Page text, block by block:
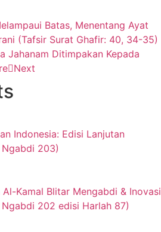
Batas, Menentang Ayat
(Tafsir Surat Ghafir: 40, 34-35)
Jahanam Ditimpakan Kepada
Next
Indonesia: Edisi Lanjutan
203)
Kamal Blitar Mengabdi & Inovasi
202 edisi Harlah 87)